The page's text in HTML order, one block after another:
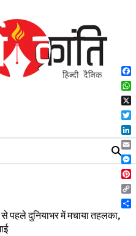
पहले दुनियाभर में मचाया तहलका,
X